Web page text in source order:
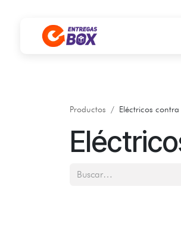
Productos Eléctricos